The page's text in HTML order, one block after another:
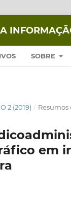
SOBRE
2 (2019) /
em